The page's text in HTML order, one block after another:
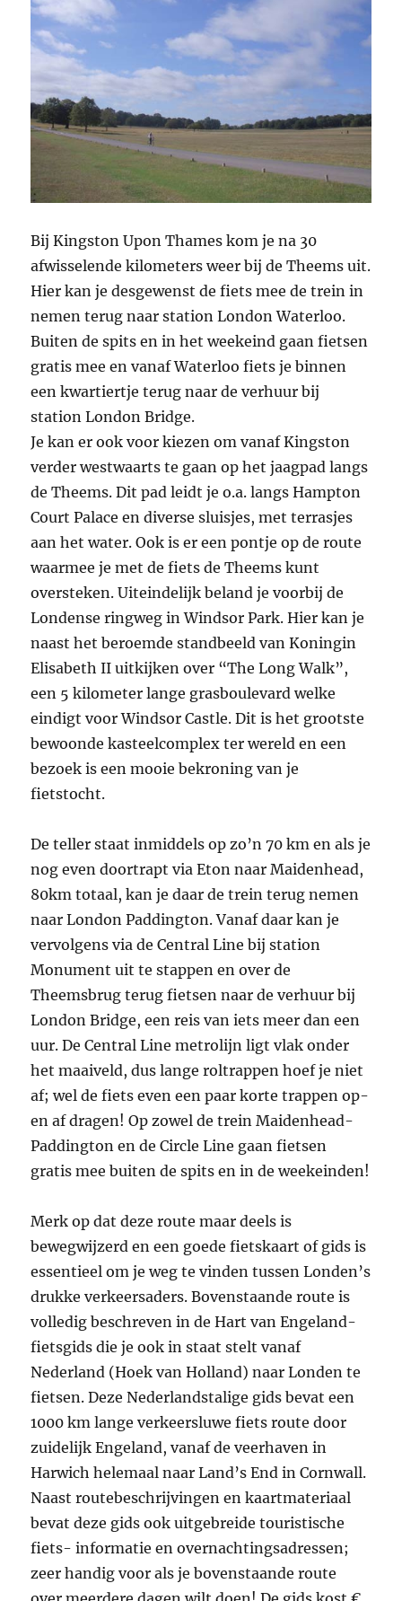
Bij Kingston Upon Thames kom je na 30
afwisselende kilometers weer bij de Theems uit.
Hier kan je desgewenst de fiets mee de trein in
nemen terug naar station London Waterloo.
Buiten de spits en in het weekeind gaan fietsen
gratis mee en vanaf Waterloo fiets je binnen
een kwartiertje terug naar de verhuur bij
station London Bridge.
Je kan er ook voor kiezen om vanaf Kingston
verder westwaarts te gaan op het jaagpad langs
de Theems. Dit pad leidt je o.a. langs Hampton
Court Palace en diverse sluisjes, met terrasjes
aan het water. Ook is er een pontje op de route
waarmee je met de fiets de Theems kunt
oversteken. Uiteindelijk beland je voorbij de
Londense ringweg in Windsor Park. Hier kan je
naast het beroemde standbeeld van Koningin
Elisabeth II uitkijken over “The Long Walk”,
een 5 kilometer lange grasboulevard welke
eindigt voor Windsor Castle. Dit is het grootste
bewoonde kasteelcomplex ter wereld en een
bezoek is een mooie bekroning van je
fietstocht.
De teller staat inmiddels op zo’n 70 km en als je
nog even doortrapt via Eton naar Maidenhead,
80km totaal, kan je daar de trein terug nemen
naar London Paddington. Vanaf daar kan je
vervolgens via de Central Line bij station
Monument uit te stappen en over de
Theemsbrug terug fietsen naar de verhuur bij
London Bridge, een reis van iets meer dan een
uur. De Central Line metrolijn ligt vlak onder
het maaiveld, dus lange roltrappen hoef je niet
af; wel de fiets even een paar korte trappen op-
en af dragen! Op zowel de trein Maidenhead-
Paddington en de Circle Line gaan fietsen
gratis mee buiten de spits en in de weekeinden!
Merk op dat deze route maar deels is
bewegwijzerd en een goede fietskaart of gids is
essentieel om je weg te vinden tussen Londen’s
drukke verkeersaders. Bovenstaande route is
volledig beschreven in de Hart van Engeland-
fietsgids die je ook in staat stelt vanaf
Nederland (Hoek van Holland) naar Londen te
fietsen. Deze Nederlandstalige gids bevat een
1000 km lange verkeersluwe fiets route door
zuidelijk Engeland, vanaf de veerhaven in
Harwich helemaal naar Land’s End in Cornwall.
Naast routebeschrijvingen en kaartmateriaal
bevat deze gids ook uitgebreide touristische
fiets- informatie en overnachtingsadressen;
zeer handig voor als je bovenstaande route